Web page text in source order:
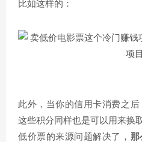
比如这样的：
此外，当你的信用卡消费之后
这些积分同样也是可以用来换
低价票的来源问题解决了， 那